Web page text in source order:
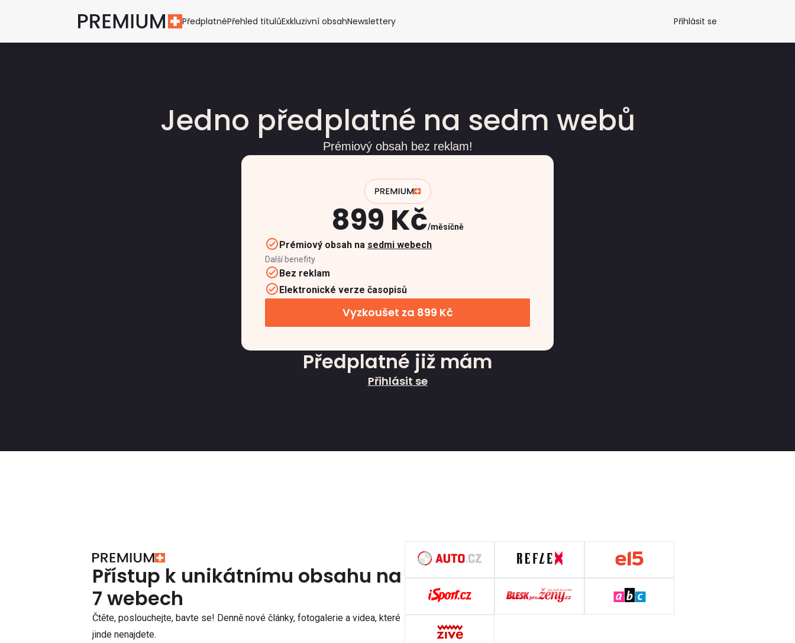
PředplatnéPřehled titulůExkluzivní obsahNewslettery Přihlásit se
Jedno předplatné na sedm webů
Prémiový obsah bez reklam!
899 Kč měsíčně
Prémiový obsah na sedmi webech
Další benefity
Bez reklam
Elektronické verze časopisů
Vyzkoušet za 899 Kč
Předplatné již mám
Přihlásit se
Přístup k unikátnímu obsahu na
7 webech
Čtěte, poslouchejte, bavte se! Denně nové články, fotogalerie a videa, které
jinde nenajdete.